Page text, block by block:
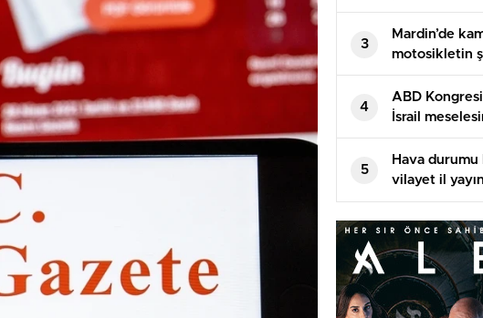
başlangıç
Belediye
Akseki lokal
3
Mardin’de
motosikletin
yaralandı
4
ABD
İsrail
çözüme’
5
Hava
vilayet il
Kasım) hava
Çarşamba
uyarı!